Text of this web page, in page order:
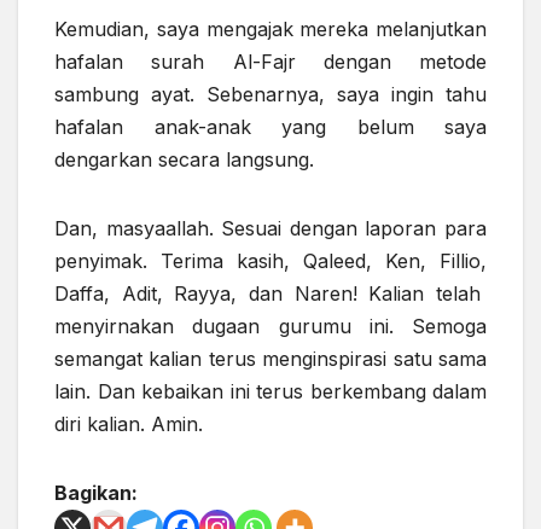
Kemudian, saya mengajak mereka melanjutkan
hafalan surah Al-Fajr dengan metode
sambung ayat. Sebenarnya, saya ingin tahu
hafalan anak-anak yang belum saya
dengarkan secara langsung.
Dan, masyaallah. Sesuai dengan laporan para
penyimak. Terima kasih, Qaleed, Ken, Fillio,
Daffa, Adit, Rayya, dan Naren! Kalian telah
menyirnakan dugaan gurumu ini. Semoga
semangat kalian terus menginspirasi satu sama
lain. Dan kebaikan ini terus berkembang dalam
diri kalian. Amin.
Bagikan: